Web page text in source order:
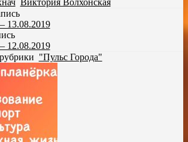
13.08.2019
12.08.2019
"Пульс Города"